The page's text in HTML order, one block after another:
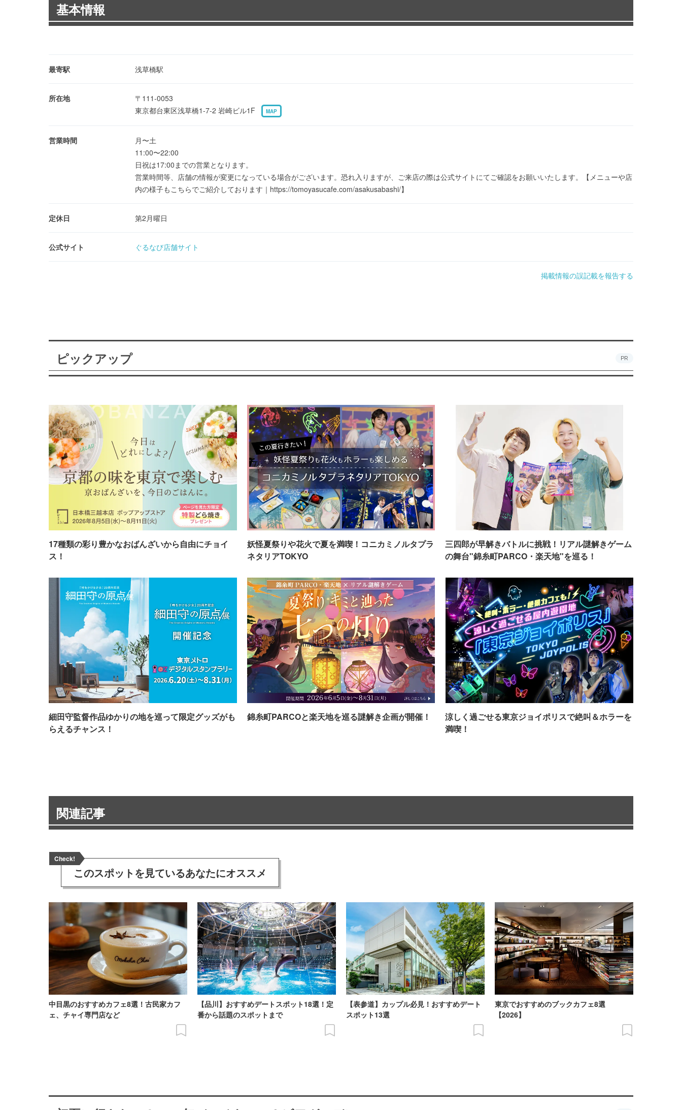
基本情報
最寄駅 浅草橋駅
所在地
〒111-0053
東京都台東区浅草橋1-7-2 岩崎ビル1F
MAP
営業時間
月〜土
11:00〜22:00
日祝は17:00までの営業となります。
営業時間等、店舗の情報が変更になっている場合がございます。恐れ入りますが、ご来店の際は公式サイトにてご確認をお願いいたします。【メニューや店
内の様子もこちらでご紹介しております｜https://tomoyasucafe.com/asakusabashi/】
定休日 第2月曜日
公式サイト ぐるなび店舗サイト
掲載情報の誤記載を報告する
ピックアップ PR
17種類の彩り豊かなおばんざいから自由にチョイ
ス！
妖怪夏祭りや花火で夏を満喫！コニカミノルタプラ
ネタリアTOKYO
三四郎が早解きバトルに挑戦！リアル謎解きゲーム
の舞台"錦糸町PARCO・楽天地"を巡る！
細田守監督作品ゆかりの地を巡って限定グッズがも
らえるチャンス！
錦糸町PARCOと楽天地を巡る謎解き企画が開催！
涼しく過ごせる東京ジョイポリスで絶叫＆ホラーを
満喫！
関連記事
Check!
このスポットを見ているあなたにオススメ
中目黒のおすすめカフェ8選！古民家カフ
ェ、チャイ専門店など
【品川】おすすめデートスポット18選！定
番から話題のスポットまで
【表参道】カップル必見！おすすめデート
スポット13選
東京でおすすめのブックカフェ8選
【2026】